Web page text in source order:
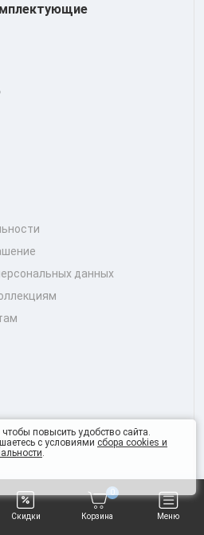
Скидки Корзина
0
Меню
данных
повысить удобство сайта.
с условиями сбора cookies и
.